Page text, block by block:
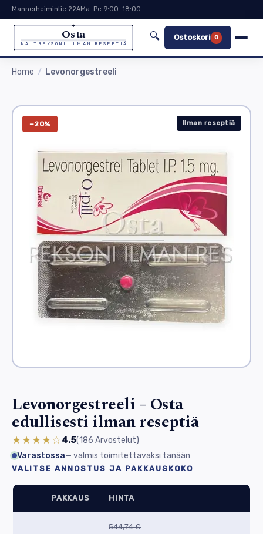
Mannerheimintie 22AMa–Pe 9:00–18:00
Osta
NALTREKSONI ILMAN RESEPTIÄ
🔍 Ostoskori 0
Home Levonorgestreeli
−20% Ilman reseptiä
Levonorgestreeli – Osta
edullisesti ilman reseptiä
★★★★☆4.5(186 Arvostelut)
Varastossa— valmis toimitettavaksi tänään
VALITSE ANNOSTUS JA PAKKAUSKOKO
PAKKAUS HINTA
544,74 €